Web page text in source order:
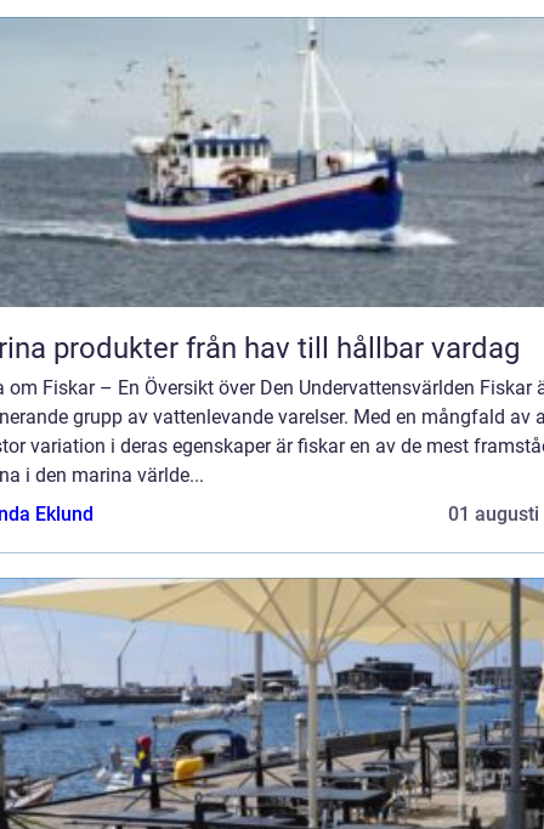
Marina produkter från hav till hållbar vardag
om Fiskar – En Översikt över Den Undervattensvärlden Fiskar
grupp av vattenlevande varelser. Med en mångfald av
variation i deras egenskaper är fiskar en av de mest
i den marina världe...
Eklund
01 augusti